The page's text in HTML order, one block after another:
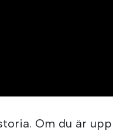
Om du är